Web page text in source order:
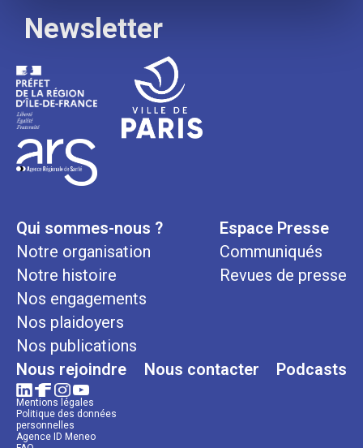
Newsletter
Qui sommes-nous ?
Notre organisation
Notre histoire
Nos engagements
Nos plaidoyers
Nos publications
Espace Presse
Communiqués
Revues de presse
Nous rejoindre Nous contacter Podcasts
Mentions légales
Politique des données
personnelles
Agence ID Meneo